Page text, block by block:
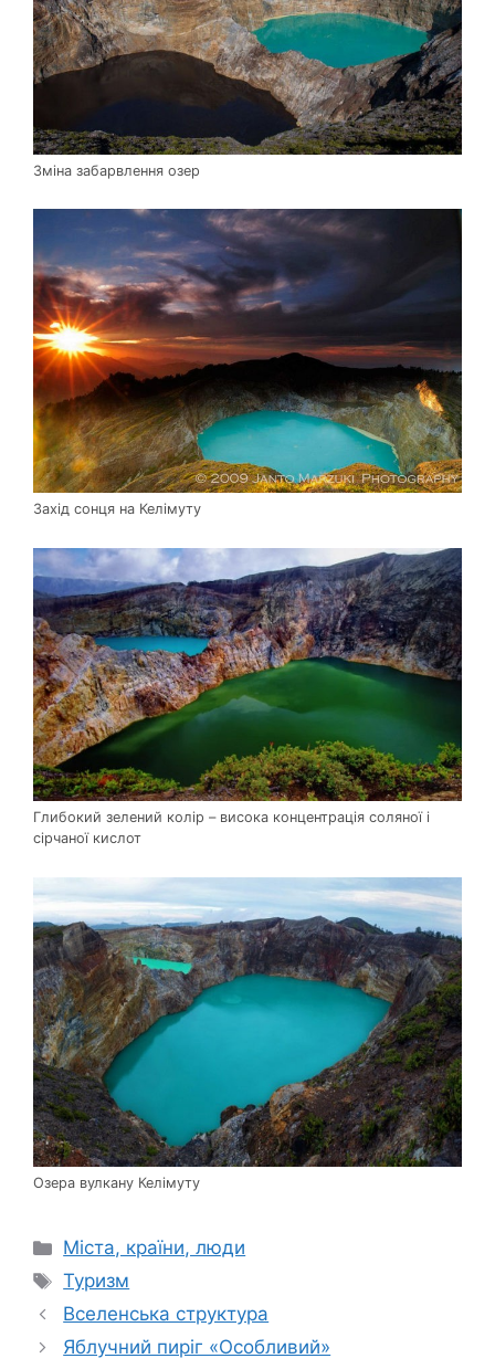
Зміна забарвлення озер
Захід сонця на Келімуту
Глибокий зелений колір – висока концентрація соляної і
сірчаної кислот
Озера вулкану Келімуту
Категорії
Міста, країни, люди
Позначки
Туризм
Вселенська структура
Яблучний пиріг «Особливий»